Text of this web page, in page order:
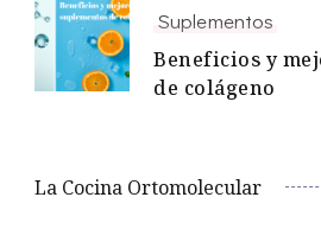
Suplementos
Beneficios y
de colágeno
La Cocina Ortomolecular